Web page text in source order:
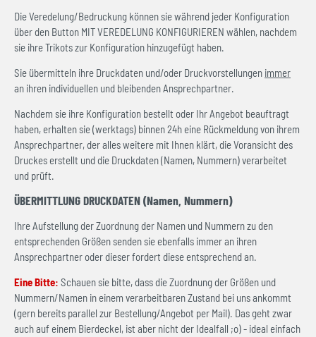
Die Veredelung/Bedruckung können sie während jeder Konfiguration
über den Button MIT VEREDELUNG KONFIGURIEREN wählen, nachdem
sie ihre Trikots zur Konfiguration hinzugefügt haben.
Sie übermitteln ihre Druckdaten und/oder Druckvorstellungen immer
an ihren individuellen und bleibenden Ansprechpartner.
Nachdem sie ihre Konfiguration bestellt oder Ihr Angebot beauftragt
haben, erhalten sie (werktags) binnen 24h eine Rückmeldung von ihrem
Ansprechpartner, der alles weitere mit Ihnen klärt, die Voransicht des
Druckes erstellt und die Druckdaten (Namen, Nummern) verarbeitet
und prüft.
ÜBERMITTLUNG DRUCKDATEN (Namen, Nummern)
Ihre Aufstellung der Zuordnung der Namen und Nummern zu den
entsprechenden Größen senden sie ebenfalls immer an ihren
Ansprechpartner oder dieser fordert diese entsprechend an.
Eine Bitte: Schauen sie bitte, dass die Zuordnung der Größen und
Nummern/Namen in einem verarbeitbaren Zustand bei uns ankommt
(gern bereits parallel zur Bestellung/Angebot per Mail). Das geht zwar
auch auf einem Bierdeckel, ist aber nicht der Idealfall ;o) - ideal einfach